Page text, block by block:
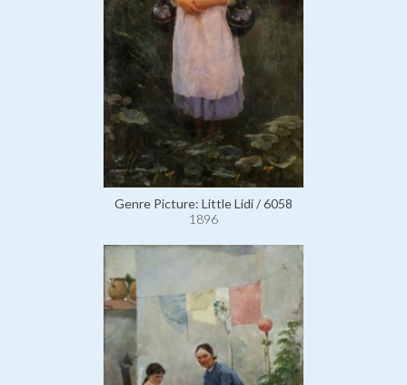
Genre Picture: Little Lidi / 6058
1896